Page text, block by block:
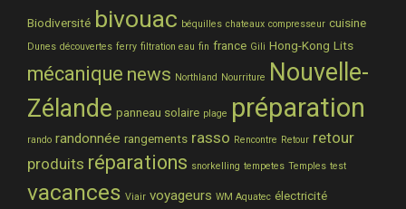
Biodiversité bivouac béquilles chateaux compresseur cuisine
Dunes découvertes ferry filtration eau fin france Gili Hong-Kong Lits
mécanique news Northland Nourriture Nouvelle-
Zélande panneau solaire plage préparation
rando randonnée rangements rasso Rencontre Retour retour
produits réparations snorkelling tempetes Temples test
vacances Viair voyageurs WM Aquatec électricité